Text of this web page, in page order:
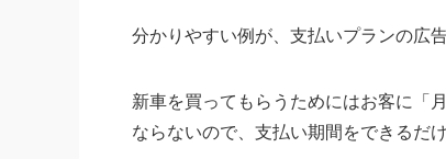
分かりやすい例が、支払いプランの広告
新車を買ってもらうためにはお客に「
ならないので、支払い期間をできるだ